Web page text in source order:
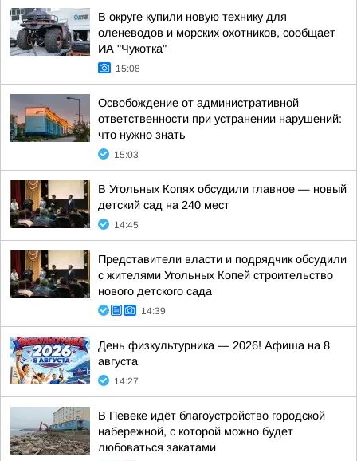
В округе купили новую технику для
оленеводов и морских охотников, сообщает
ИА "Чукотка"
15:08
Освобождение от административной
ответственности при устранении нарушений:
что нужно знать
15:03
В Угольных Копях обсудили главное — новый
детский сад на 240 мест
14:45
Представители власти и подрядчик обсудили
с жителями Угольных Копей строительство
нового детского сада
14:39
День физкультурника — 2026! Афиша на 8
августа
14:27
В Певеке идёт благоустройство городской
набережной, с которой можно будет
любоваться закатами